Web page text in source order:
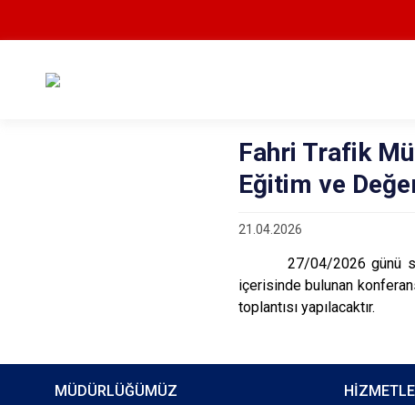
Fahri Trafik
Eğitim ve
21.04.2026
27/04/2026 günü saat
içerisinde bulunan
toplantısı yapılacaktır.
MÜDÜRLÜĞÜMÜZ